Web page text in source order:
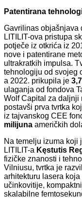
Patentirana
Gavrilinas objašnjava
LITILIT-ova pristupa
potječe iz otkrića iz
nove i patentirane
ultrakratkih impulsa.
tehnologiju od svojeg
a 2022. prikupila je
ulaganja od fondova
Wolf Capital za daljnji
postavši prva tvrtka
iz tajvanskog CEE
milijuna američkih
Na temelju izuma koji
LITILIT-a Kęstutis
fizičke znanosti i
Vilniusu, tvrtka je
arhitekturu lasera
učinkovitije,
skalabilne